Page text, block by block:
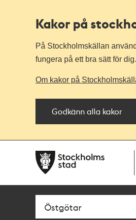
Kakor på
På Stockholmskällan
fungera på ett bra sätt för dig.
Om kakor på
Godkänn alla kakor
navigationen
huvudinnehållet
SökFritextsök